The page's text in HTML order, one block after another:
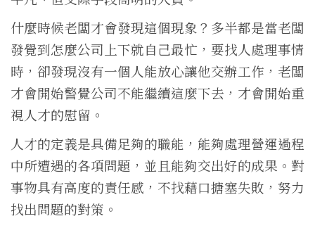
什麼時候老闆才會發現這個現象？多半都是當老闆
發覺到怎麼公司上下就自己最忙，要找人處理事情
時，卻發現沒有一個人能放心讓他交辦工作，老闆
才會開始警覺公司不能繼續這麼下去，才會開始重
視人才的慰留。
人才的定義是具備足夠的職能，能夠處理營運過程
中所遭遇的各項問題，並且能夠交出好的成果。對
事物具有高度的責任感，不找藉口搪塞失敗，努力
找出問題的對策。